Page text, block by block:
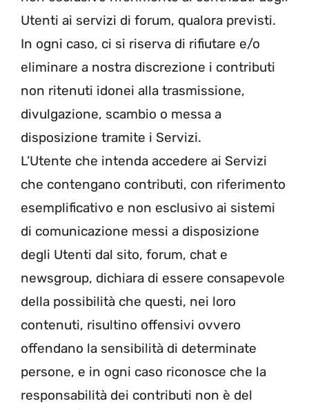
Utenti ai servizi di forum, qualora previsti.
In ogni caso, ci si riserva di rifiutare e/o
eliminare a nostra discrezione i contributi
non ritenuti idonei alla trasmissione,
divulgazione, scambio o messa a
disposizione tramite i Servizi.
L’Utente che intenda accedere ai Servizi
che contengano contributi, con riferimento
esemplificativo e non esclusivo ai sistemi
di comunicazione messi a disposizione
degli Utenti dal sito, forum, chat e
newsgroup, dichiara di essere consapevole
della possibilità che questi, nei loro
contenuti, risultino offensivi ovvero
offendano la sensibilità di determinate
persone, e in ogni caso riconosce che la
responsabilità dei contributi non è del